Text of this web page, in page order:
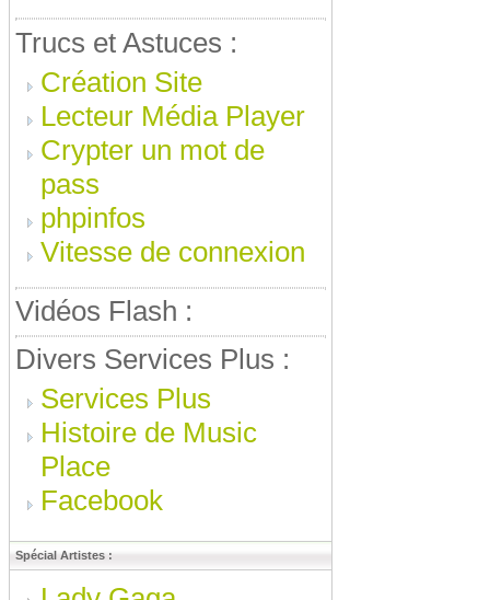
Trucs et Astuces :
Création Site
Lecteur Média Player
Crypter un mot de
pass
phpinfos
Vitesse de connexion
Vidéos Flash :
Divers Services Plus :
Services Plus
Histoire de Music
Place
Facebook
Spécial Artistes :